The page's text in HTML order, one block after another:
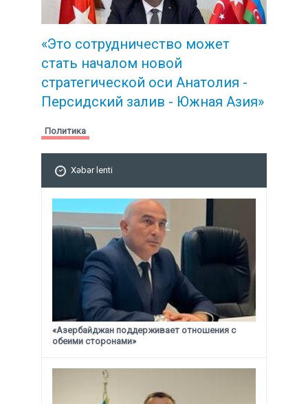
«Это сотрудничество может
стать началом новой
стратегической оси Анатолия -
Персидский залив - Южная Азия»
Политика
Xəbər lenti
«Азербайджан поддерживает отношения с
обеими сторонами»